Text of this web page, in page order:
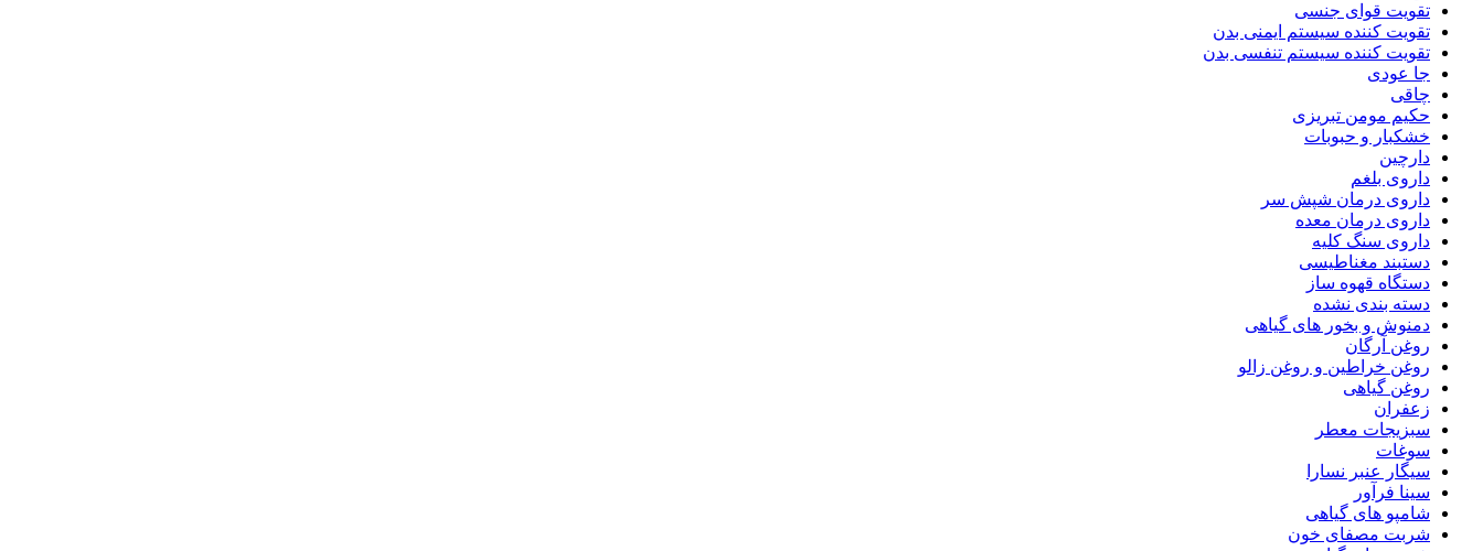
تقویت قوای جنسی
تقویت کننده سیستم ایمنی بدن
تقویت کننده سیستم تنفسی بدن
جا عودی
چاقی
حکیم مومن تبریزی
خشکبار و حبوبات
دارچین
داروی بلغم
داروی درمان شپش سر
داروی درمان معده
داروی سنگ کلیه
دستبند مغناطیسی
دستگاه قهوه ساز
دسته بندی نشده
دمنوش و بخور های گیاهی
روغن آرگان
روغن خراطین و روغن زالو
روغن گیاهی
زعفران
سبزیجات معطر
سوغات
سیگار عنبر نسارا
سینا فرآور
شامپو های گیاهی
شربت مصفای خون